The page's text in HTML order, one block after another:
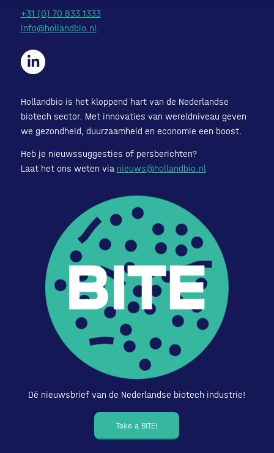
+31 (0) 70 833 1333
info@hollandbio.nl
Hollandbio is het kloppend hart van de Nederlandse
biotech sector. Met innovaties van wereldniveau geven
we gezondheid, duurzaamheid en economie een boost.
Heb je nieuwssuggesties of persberichten?
Laat het ons weten via nieuws@hollandbio.nl
Dé nieuwsbrief van de Nederlandse biotech industrie!
Take a BITE!